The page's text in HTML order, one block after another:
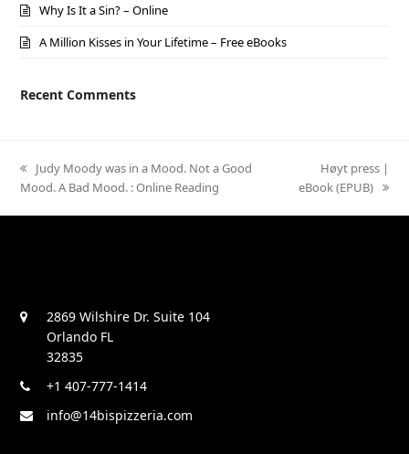
Why Is It a Sin? – Online
A Million Kisses in Your Lifetime – Free eBooks
Recent Comments
previous
post:
Judy Moody was in a Mood. Not a Good
Mood. A Bad Mood. : Online Reading
next
post:
Høyt press |
eBook (EPUB)
2869 Wilshire Dr. Suite 104
Orlando FL
32835
+1 407-777-1414
info@14bispizzeria.com